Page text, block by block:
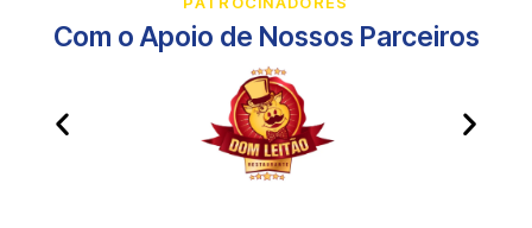
Com o Apoio de Nossos Parceiros​